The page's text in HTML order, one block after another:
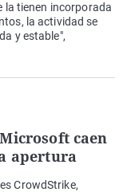
la tienen incorporada
la actividad se
y estable",
caen
apertura
CrowdStrike,